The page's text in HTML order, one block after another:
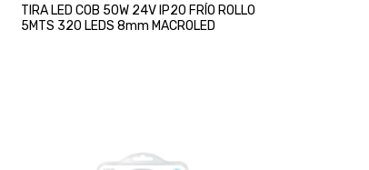
TIRA LED COB 50W 24V IP20 FRÍO ROLLO
5MTS 320 LEDS 8mm MACROLED